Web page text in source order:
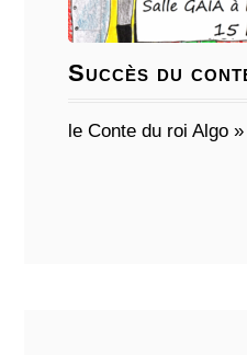
Succès du
le Conte du roi Algo